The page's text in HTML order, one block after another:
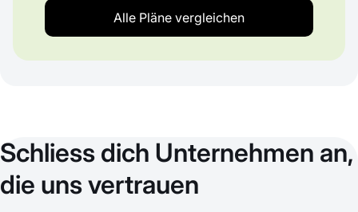
Alle Pläne vergleichen
Schliess dich Unternehmen an,
die uns vertrauen